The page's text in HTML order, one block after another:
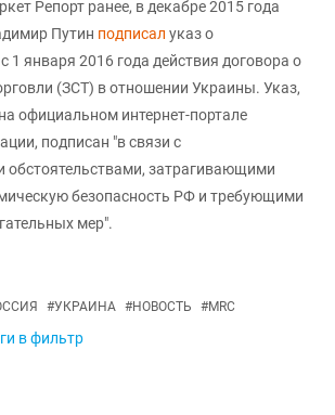
Репорт ранее, в декабре 2015 года
Путин подписал указ о
1 января 2016 года действия договора о
(ЗСТ) в отношении Украины. Указ,
официальном интернет-портале
подписан "в связи с
обстоятельствами, затрагивающими
безопасность РФ и требующими
мер".
#УКРАИНА #НОВОСТЬ #MRC
в фильтр